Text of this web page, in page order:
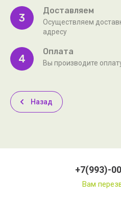
3
Доставляем
Осуществляем
адресу
4
Оплата
Вы производите
Назад
+7(993)-
Вам